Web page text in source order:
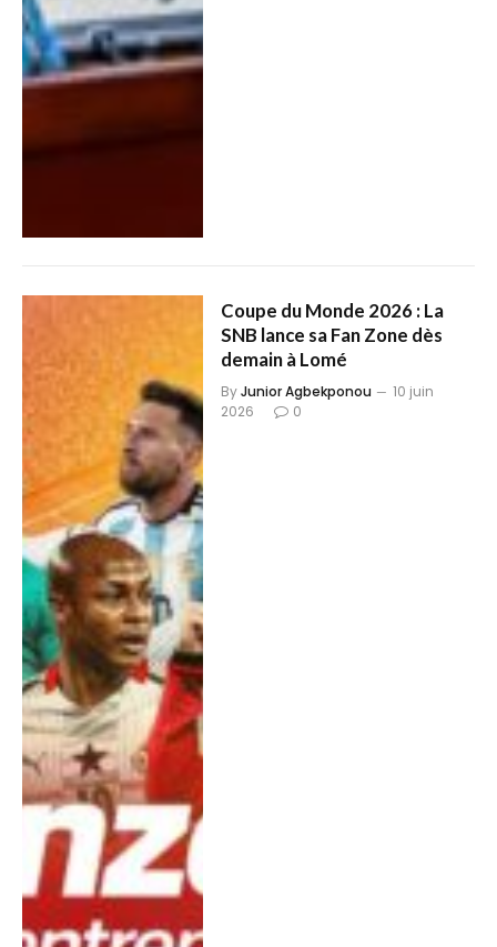
Coupe du Monde 2026 : La
SNB lance sa Fan Zone dès
demain à Lomé
ByJunior Agbekponou
10 juin
2026
0